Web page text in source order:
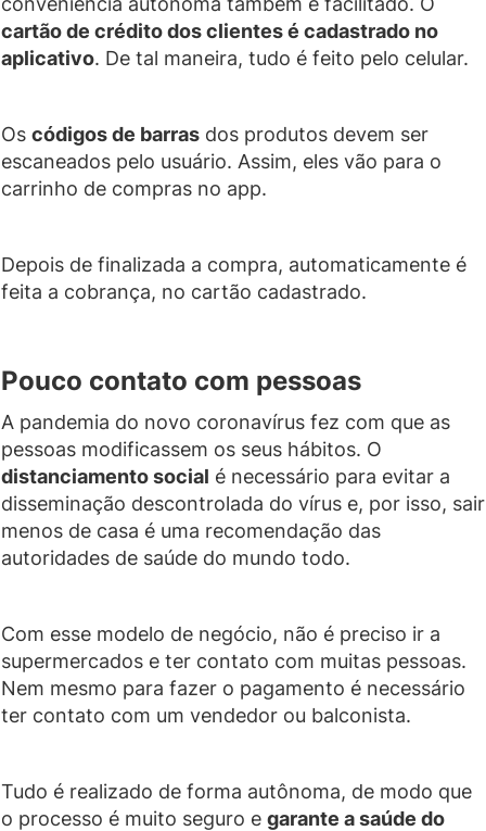
cartão de crédito dos clientes é cadastrado no
aplicativo. De tal maneira, tudo é feito pelo celular.
Os códigos de barras dos produtos devem ser
escaneados pelo usuário. Assim, eles vão para o
carrinho de compras no app.
Depois de finalizada a compra, automaticamente é
feita a cobrança, no cartão cadastrado.
Pouco contato com pessoas
A pandemia do novo coronavírus fez com que as
pessoas modificassem os seus hábitos. O
distanciamento social é necessário para evitar a
disseminação descontrolada do vírus e, por isso, sair
menos de casa é uma recomendação das
autoridades de saúde do mundo todo.
Com esse modelo de negócio, não é preciso ir a
supermercados e ter contato com muitas pessoas.
Nem mesmo para fazer o pagamento é necessário
ter contato com um vendedor ou balconista.
Tudo é realizado de forma autônoma, de modo que
o processo é muito seguro e garante a saúde do